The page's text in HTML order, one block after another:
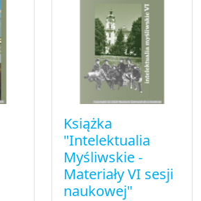
Książka
"Intelektualia
Myśliwskie -
Materiały VI sesji
naukowej"